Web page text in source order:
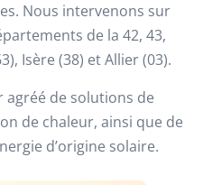
Nous intervenons sur
de la 42, 43,
Isère (38) et Allier (03).
agréé de solutions de
de chaleur, ainsi que de
d’origine solaire.